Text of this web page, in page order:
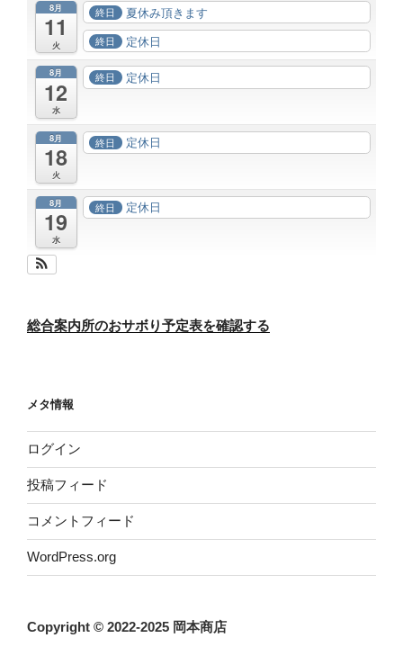
8月
11
火
終日 夏休み頂きます
終日 定休日
8月
12
水
終日 定休日
8月
18
火
終日 定休日
8月
19
水
終日 定休日
総合案内所のおサボり予定表を確認する
メタ情報
ログイン
投稿フィード
コメントフィード
WordPress.org
Copyright © 2022-2025 岡本商店